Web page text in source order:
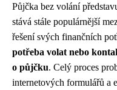
Půjčka bez volání
stává stále populárnější
řešení svých finančních
potřeba volat nebo
o půjčku. Celý proces
internetových formulářů a